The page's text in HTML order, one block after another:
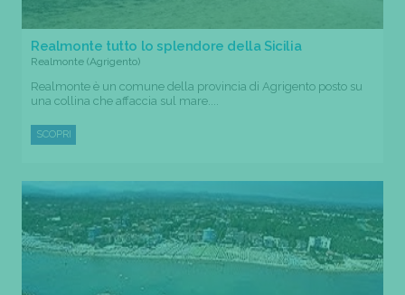
Realmonte tutto lo splendore della Sicilia
Realmonte (Agrigento)
Realmonte è un comune della provincia di Agrigento posto su
una collina che affaccia sul mare....
SCOPRI